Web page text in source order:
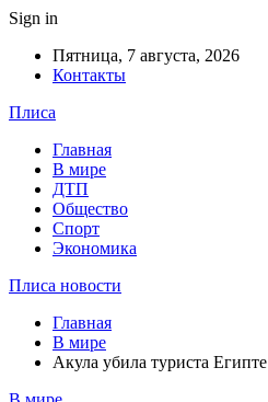
Sign in
Пятница, 7 августа, 2026
Контакты
Плиса
Главная
В мире
ДТП
Общество
Спорт
Экономика
Плиса новости
Главная
В мире
Акула убила туриста Египте